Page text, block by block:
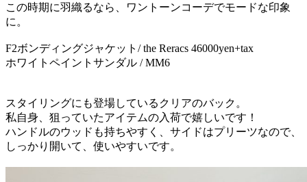
この時期に羽織るなら、ワントーンコーデでモードな印象
に。
F2ボンディングジャケット/ the Reracs 46000yen+tax
ホワイトペイントサンダル / MM6
スタイリングにも登場しているクリアのバック。
私自身、狙っていたアイテムの入荷で嬉しいです！
ハンドルのウッドも持ちやすく、サイドはプリーツなので、
しっかり開いて、使いやすいです。